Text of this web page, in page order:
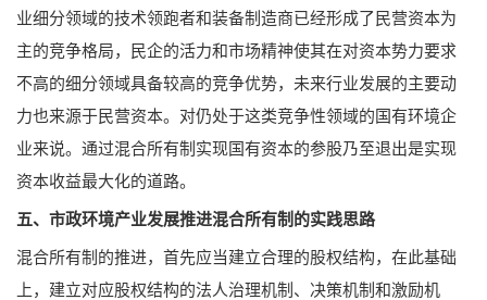
业细分领域的技术领跑者和装备制造商已经形成了民营资本为
主的竞争格局，民企的活力和市场精神使其在对资本势力要求
不高的细分领域具备较高的竞争优势，未来行业发展的主要动
力也来源于民营资本。对仍处于这类竞争性领域的国有环境企
业来说。通过混合所有制实现国有资本的参股乃至退出是实现
资本收益最大化的道路。
五、市政环境产业发展推进混合所有制的实践思路
混合所有制的推进，首先应当建立合理的股权结构，在此基础
上，建立对应股权结构的法人治理机制、决策机制和激励机